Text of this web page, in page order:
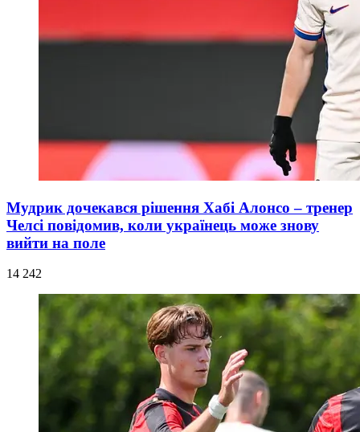
Мудрик дочекався рішення Хабі Алонсо – тренер
Челсі повідомив, коли українець може знову
вийти на поле
14 242